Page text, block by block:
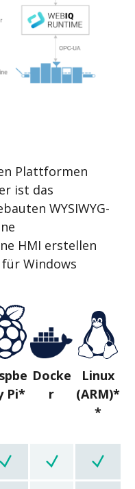
Plattformen
ist das
WYSIWYG-
HMI erstellen
Windows
Pi*
Docke
r
Linux
(ARM)*
*